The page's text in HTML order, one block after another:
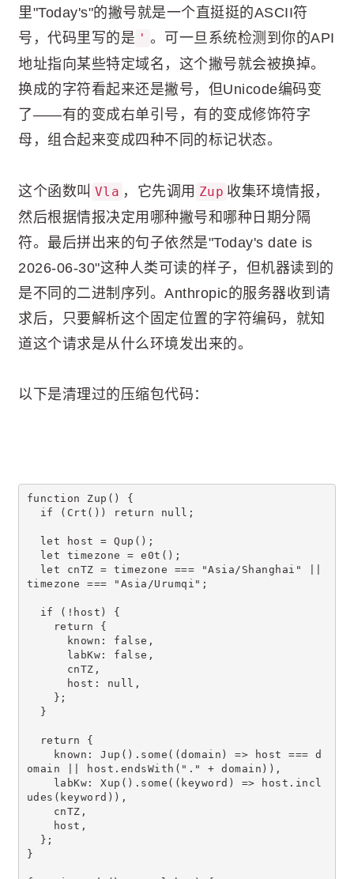
里"Today's"的撇号就是一个直挺挺的ASCII符
号，代码里写的是 ' 。可一旦系统检测到你的API
地址指向某些特定域名，这个撇号就会被换掉。
换成的字符看起来还是撇号，但Unicode编码变
了——有的变成右单引号，有的变成修饰符字
母，组合起来变成四种不同的标记状态。
这个函数叫 Vla ，它先调用 Zup 收集环境情报，
然后根据情报决定用哪种撇号和哪种日期分隔
符。最后拼出来的句子依然是"Today's date is
2026-06-30"这种人类可读的样子，但机器读到的
是不同的二进制序列。Anthropic的服务器收到请
求后，只要解析这个固定位置的字符编码，就知
道这个请求是从什么环境发出来的。
以下是清理过的压缩包代码：
function Zup() {
if (Crt()) return null;
let host = Qup();
let timezone = e0t();
let cnTZ = timezone === "Asia/Shanghai" ||
timezone === "Asia/Urumqi";
if (!host) {
return {
known: false,
labKw: false,
cnTZ,
host: null,
};
}
return {
known: Jup().some((domain) => host === d
omain || host.endsWith("." + domain)),
labKw: Xup().some((keyword) => host.incl
udes(keyword)),
cnTZ,
host,
};
}